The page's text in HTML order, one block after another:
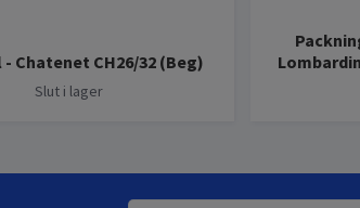
Chatenet CH26/32 (Beg)
Slut i lager